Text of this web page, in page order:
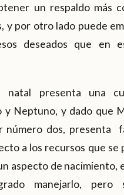
un respaldo más
y por otro lado puede
deseados que en
natal presenta una
y Neptuno, y dado que
número dos, presenta
a los recursos que se
aspecto de nacimiento,
manejarlo, pero